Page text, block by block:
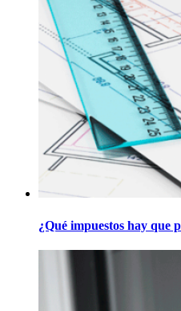
¿Qué impuestos hay que